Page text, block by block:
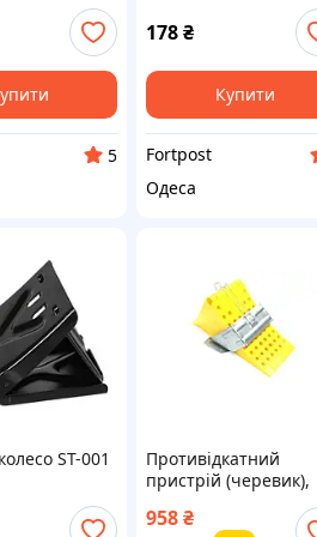
5
178₴
Купити
Fortpost
Одеса
ST-001
Противідкатний
пристрій (черевик),
474 мм., з тримачем
(вр-во ДК) О
958₴